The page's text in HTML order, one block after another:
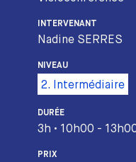
INTERVENANT
Nadine SERRES
NIVEAU
2. Intermédiaire
DURÉE
3h • 10h00 -
PRIX